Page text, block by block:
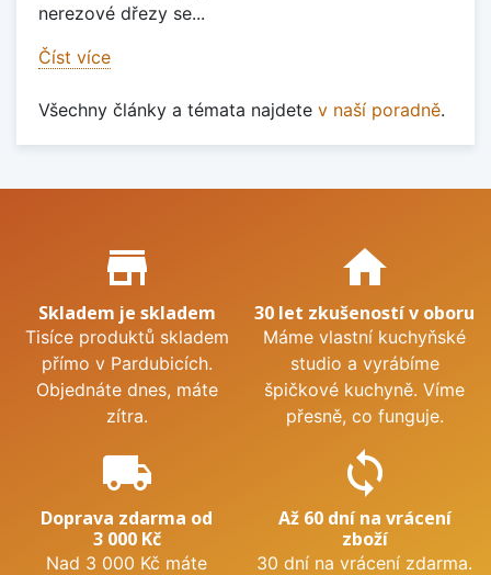
nerezové dřezy se...
Číst více
Všechny články a témata najdete v naší poradně.
Proč nakupovat u nás?
store_mall_directory
Skladem je skladem
Tisíce produktů skladem
přímo v Pardubicích.
Objednáte dnes, máte
zítra.
home
30 let zkušeností v oboru
Máme vlastní kuchyňské
studio a vyrábíme
špičkové kuchyně. Víme
přesně, co funguje.
local_shipping
Doprava zdarma od
3 000 Kč
Nad 3 000 Kč máte
sync
Až 60 dní na vrácení
zboží
30 dní na vrácení zdarma.